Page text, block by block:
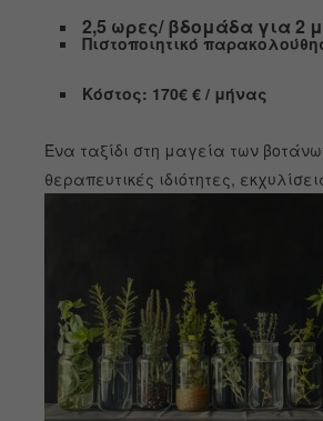
2,5 ωρες/ βδομάδα για 2
Πιστοποιητικό
Κόστος: 170€ € / μήνας
Ένα ταξίδι στη μαγεία των
θεραπευτικές ιδιότητες,